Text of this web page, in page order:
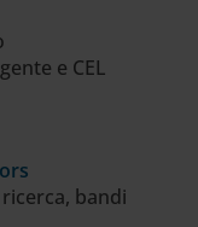
e CEL
bandi